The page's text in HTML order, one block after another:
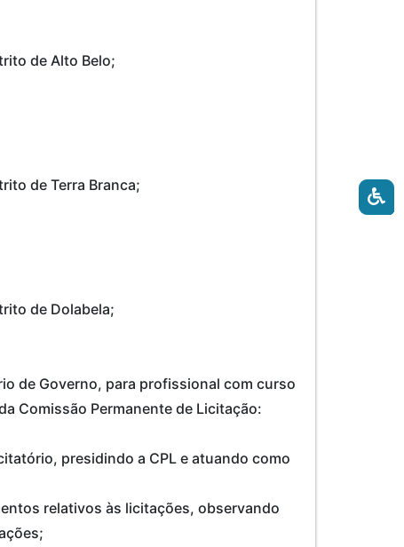
de Alto Belo;
de Terra Branca;
de Dolabela;
de Governo, para profissional com curso
Comissão Permanente de Licitação:
presidindo a CPL e atuando como
relativos às licitações, observando